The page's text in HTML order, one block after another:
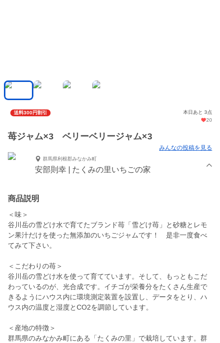
送料300円割引
本日あと 3点
20
苺ジャム×3 ベリーベリージャム×3
みんなの投稿を見る
群馬県利根郡みなかみ町
安部則幸 | たくみの里いちごの家
商品説明
＜味＞
谷川岳の雪どけ水で育てたブランド苺「雪どけ苺」と砂糖とレモ
ン果汁だけを使った無添加のいちごジャムです！ 是非一度食べ
てみて下さい。
＜こだわりの苺＞
谷川岳の雪どけ水を使って育てています。そして、もっともこだ
わっているのが、光合成です。イチゴが栄養分をたくさん生産で
きるようにハウス内に環境測定装置を設置し、データをとり、ハ
ウス内の温度と湿度とCO2を調節しています。
＜産地の特徴＞
群馬県のみなかみ町にある「たくみの里」で栽培しています。群